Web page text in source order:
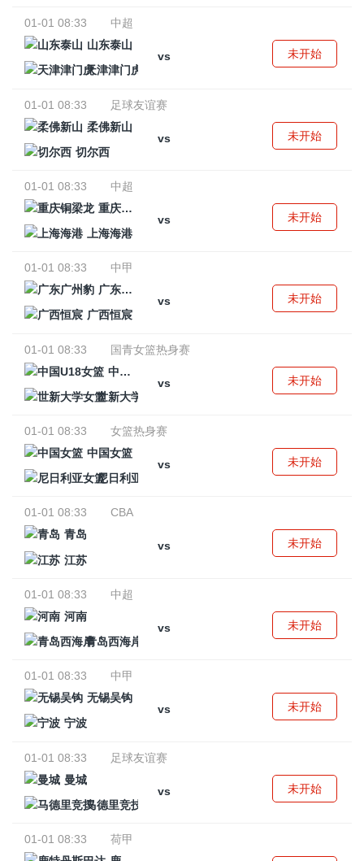
01-01 08:33
中超
山东泰山
vs
天津津门虎
未开始
01-01 08:33
足球友谊赛
柔佛新山
vs
切尔西
未开始
01-01 08:33
中超
重庆铜梁龙
vs
上海海港
未开始
01-01 08:33
中甲
广东广州豹
vs
广西恒宸
未开始
01-01 08:33
国青女篮热身赛
中国U18女篮
vs
世新大学女篮
未开始
01-01 08:33
女篮热身赛
中国女篮
vs
尼日利亚女篮
未开始
01-01 08:33
CBA
青岛
vs
江苏
未开始
01-01 08:33
中超
河南
vs
青岛西海岸
未开始
01-01 08:33
中甲
无锡吴钩
vs
宁波
未开始
01-01 08:33
足球友谊赛
曼城
vs
马德里竞技
未开始
01-01 08:33
荷甲